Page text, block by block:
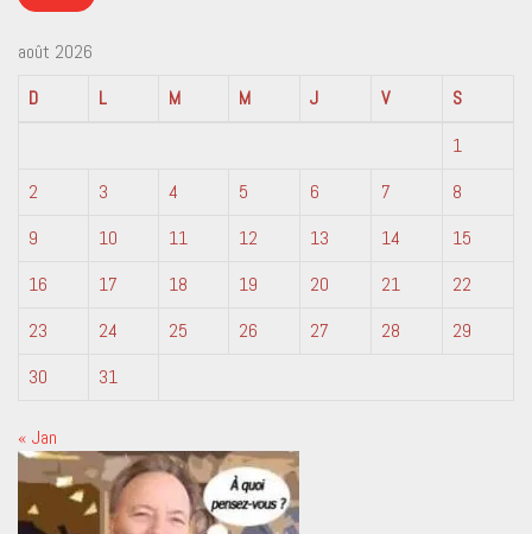
août 2026
D
L M M J V
S
1
2
3 4 5 6 7
8
9
10 11 12 13 14
15
16
17 18 19 20 21
22
23
24 25 26 27 28
29
30
31
« Jan